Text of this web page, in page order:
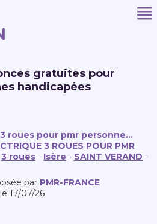
gratuites pour
handicapées
roues pour pmr personne...
3 ROUES POUR PMR
3 roues - Isère - SAINT VERAND -
par PMR-FRANCE
le 17/07/26